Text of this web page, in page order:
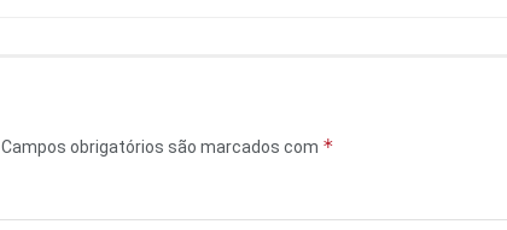
Campos obrigatórios são marcados com *